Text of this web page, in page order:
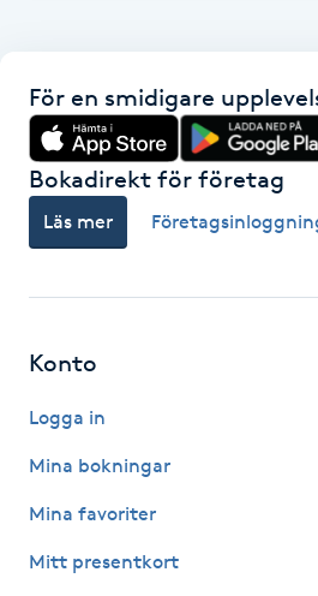
Kosmetisk tatuering
Kostrådgivning
Kroppsinpackning
Kärlbehandling
Laserbehandling
För en smidigare
Bokadirekt för företag
Läs mer
Konto
Logga in
Mina bokningar
Mina favoriter
Mitt presentkort